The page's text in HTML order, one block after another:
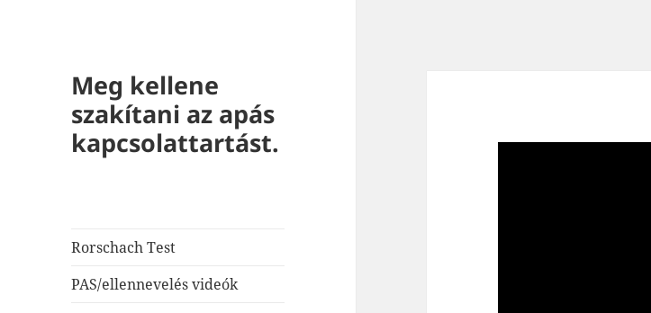
Meg kellene
szakítani az apás
kapcsolattartást.
Rorschach Test
PAS/ellennevelés videók